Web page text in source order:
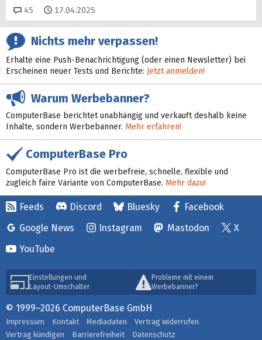
45 Kommentare
17.04.2025
Nichts mehr verpassen!
Erhalte eine Push-Benachrichtigung (oder einen Newsletter) bei
Erscheinen neuer Tests und Berichte: Jetzt anmelden!
Warum Werbebanner?
ComputerBase berichtet unabhängig und verkauft deshalb keine
Inhalte, sondern Werbebanner. Mehr erfahren!
ComputerBase Pro
ComputerBase Pro ist die werbefreie, schnelle, flexible und
zugleich faire Variante von ComputerBase. Mehr dazu!
Feeds Discord Bluesky
Facebook
Google News
Instagram Mastodon
X
YouTube
Einstellungen und
Layout-Umschalter
Probleme mit einem
Werbebanner?
© 1999–2026 ComputerBase GmbH
Impressum Kontakt Mediadaten
Vertrag widerrufen
Vertrag kündigen
Barrierefreiheit Datenschutz